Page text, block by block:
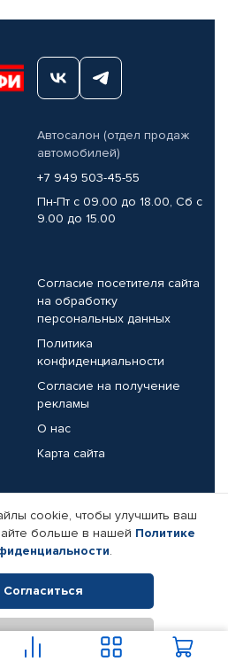
Автосалон (отдел продаж
автомобилей)
+7 949 503-45-55
Пн-Пт с 09.00 до 18.00, Сб с
9.00 до 15.00
Согласие посетителя сайта
на обработку
персональных данных
Политика
конфиденциальности
Согласие на получение
рекламы
О нас
Карта сайта
Реквизиты компании
2026. Все права защищены.
товаров Автопрофи.
cookie, чтобы улучшить ваш
больше в нашей Политике
.
Согласиться
Отклонить
В корзину